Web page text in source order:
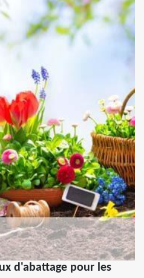
d'abattage pour les